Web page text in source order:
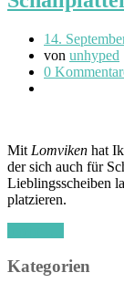
14.
von unhyped
0
Mit Lomviken hat
der sich auch für
Lieblingsscheiben
platzieren.
Kategorien